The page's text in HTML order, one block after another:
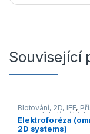
Související
Blotování, 2D, IEF,
pro molekulární
Elektroforéza
2D systems)